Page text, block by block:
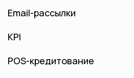
Email-рассылки
KPI
POS-кредитование